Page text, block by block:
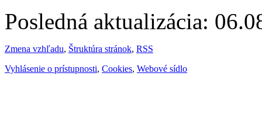
Posledná aktualizácia:
Zmena vzhľadu, Štruktúra stránok, RSS
Vyhlásenie o prístupnosti, Cookies, Webové sídlo